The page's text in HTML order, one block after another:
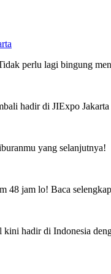
perlu lagi bingung
hadir di JIExpo
yang selanjutnya!
48 jam lo! Baca
kini hadir di Indonesia